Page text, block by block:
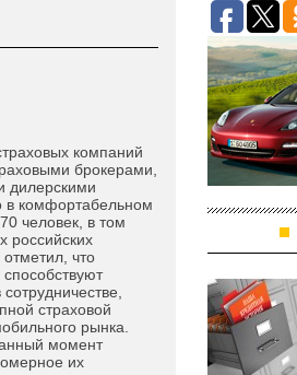
компаний
брокерами,
дилерскими
в комфортабельном
человек, в том
российских
что
страховой
рынка.
момент
их